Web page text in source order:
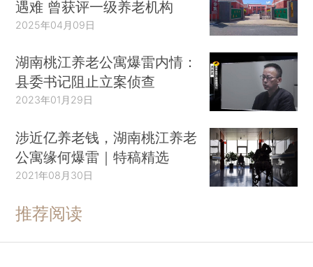
遇难 曾获评一级养老机构
2025年04月09日
湖南桃江养老公寓爆雷内情：
县委书记阻止立案侦查
2023年01月29日
涉近亿养老钱，湖南桃江养老
公寓缘何爆雷｜特稿精选
2021年08月30日
推荐阅读